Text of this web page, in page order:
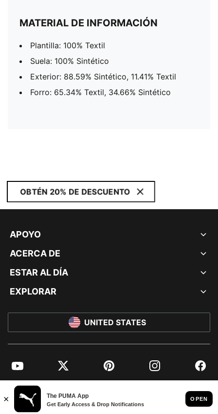
MATERIAL DE INFORMACIÓN
Plantilla: 100% Textil
Suela: 100% Sintético
Exterior: 88.59% Sintético, 11.41% Textil
Forro: 65.34% Textil, 34.66% Sintético
OBTÉN 20% DE DESCUENTO
APOYO
ACERCA DE
ESTAR AL DÍA
EXPLORAR
UNITED STATES
YouTube Twitter Pinterest Instagram
© PUMA NORTH AMERICA, INC.
IMPRINT AND LEGAL DATA